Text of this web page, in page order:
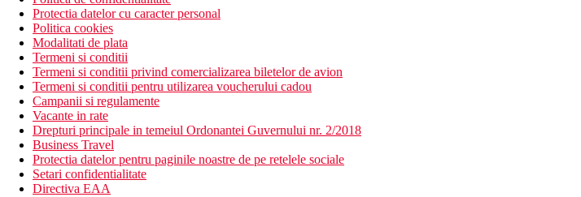
Protectia datelor cu caracter personal
Politica cookies
Modalitati de plata
Termeni si conditii
Termeni si conditii privind comercializarea biletelor de avion
Termeni si conditii pentru utilizarea voucherului cadou
Campanii si regulamente
Vacante in rate
Drepturi principale in temeiul Ordonantei Guvernului nr. 2/2018
Business Travel
Protectia datelor pentru paginile noastre de pe retelele sociale
Setari confidentialitate
Directiva EAA